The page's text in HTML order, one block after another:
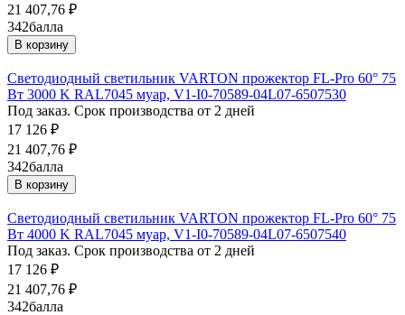
21 407,76 ₽
342балла
В корзину
Светодиодный светильник VARTON прожектор FL-Pro 60° 75
Вт 3000 K RAL7045 муар, V1-I0-70589-04L07-6507530
Под заказ. Срок производства от 2 дней
17 126 ₽
21 407,76 ₽
342балла
В корзину
Светодиодный светильник VARTON прожектор FL-Pro 60° 75
Вт 4000 K RAL7045 муар, V1-I0-70589-04L07-6507540
Под заказ. Срок производства от 2 дней
17 126 ₽
21 407,76 ₽
342балла